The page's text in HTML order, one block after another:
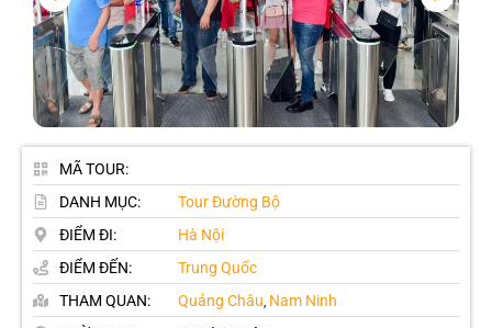
MÃ TOUR:
DANH MỤC:
Tour Đường Bộ
ĐIỂM ĐI:
Hà Nội
ĐIỂM ĐẾN:
Trung Quốc
THAM QUAN:
Quảng Châu, Nam Ninh